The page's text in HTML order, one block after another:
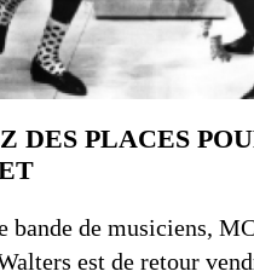
DES PLACES
bande de musiciens,
est de retour